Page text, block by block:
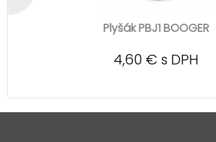
Plyšák PBJ1 BOOGER
4,60 € s DPH